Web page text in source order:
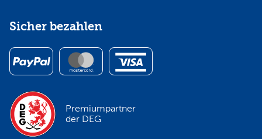
Sicher bezahlen
Premiumpartner
der DEG